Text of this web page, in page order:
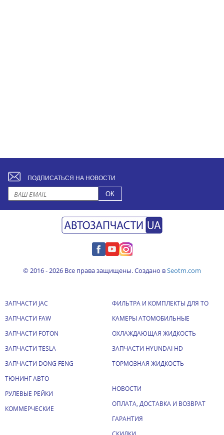
ПОДПИСАТЬСЯ НА НОВОСТИ
© 2016 - 2026 Все права защищены. Создано вSeotm.com
ЗАПЧАСТИ JAC
ЗАПЧАСТИ FAW
ЗАПЧАСТИ FOTON
ЗАПЧАСТИ TESLA
ЗАПЧАСТИ DONG FENG
ТЮНИНГ АВТО
РУЛЕВЫЕ РЕЙКИ
КОММЕРЧЕСКИЕ
ФИЛЬТРА И КОМПЛЕКТЫ ДЛЯ ТО
КАМЕРЫ АТОМОБИЛЬНЫЕ
ОХЛАЖДАЮЩАЯ ЖИДКОСТЬ
ЗАПЧАСТИ HYUNDAI HD
ТОРМОЗНАЯ ЖИДКОСТЬ
НОВОСТИ
ОПЛАТА, ДОСТАВКА И ВОЗВРАТ
ГАРАНТИЯ